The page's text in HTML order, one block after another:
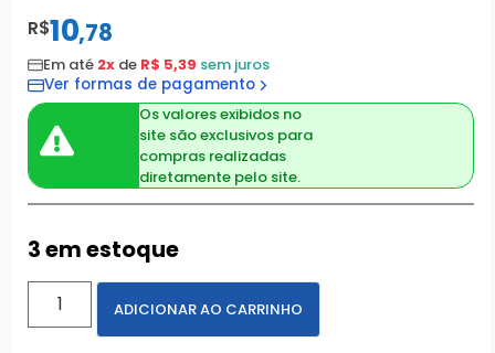
R$10,78
Em até 2x de R$ 5,39 sem juros
Ver formas de pagamento
Os valores exibidos no
site são exclusivos para
compras realizadas
diretamente pelo site.
3 em estoque
ADICIONAR AO CARRINHO